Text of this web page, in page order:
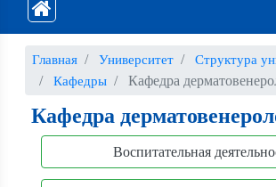
Главная Университет
Структура
Кафедры
Кафедра
Кафедра
Воспитательная